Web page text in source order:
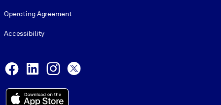
Operating Agreement
Accessibility
Facebook
LinkedInInstagram